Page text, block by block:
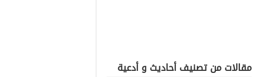
مقالات من تصنيف أحاديث و أدعية